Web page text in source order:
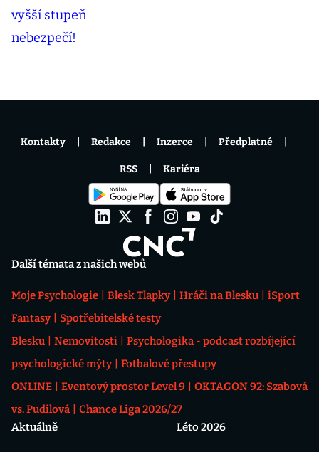
Další témata z našich webů
Moje Psychologie Blesk Tlapky Hráči na Blesku
iSport
Fantasy
Spotřebitelské testy
Blesku
Nemovitosti
Psychologika - podcast rozbíjející
psychologické mýty
Fotbalové přestupy
ONLINE
Eventový prostor Level 9
OKTAGON 92: Szabová
vs. Pudilová
Chance Liga 2026/27
Aktuálně
Léto 2026
Kontakty Redakce Inzerce Předplatné
RSS Kariéra